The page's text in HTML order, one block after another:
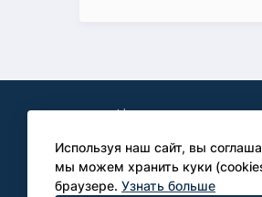
Используя наш сайт, вы
мы можем хранить куки
браузере. Узнать больше